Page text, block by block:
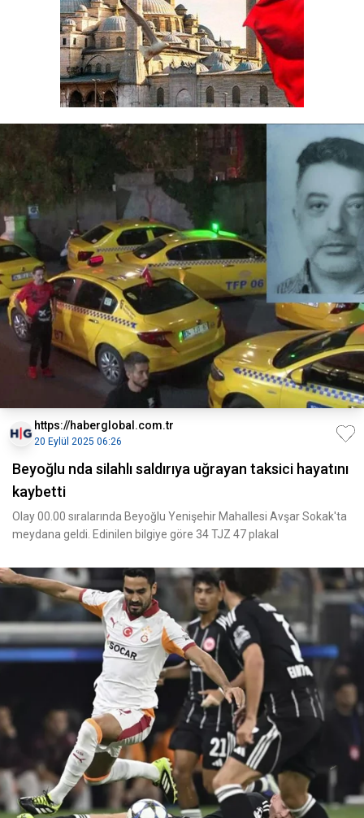
https://haberglobal.com.tr
20 Eylül 2025 06:26
Beyoğlu nda silahlı saldırıya uğrayan taksici hayatını
kaybetti
Olay 00.00 sıralarında Beyoğlu Yenişehir Mahallesi Avşar Sokak'ta
meydana geldi. Edinilen bilgiye göre 34 TJZ 47 plakal